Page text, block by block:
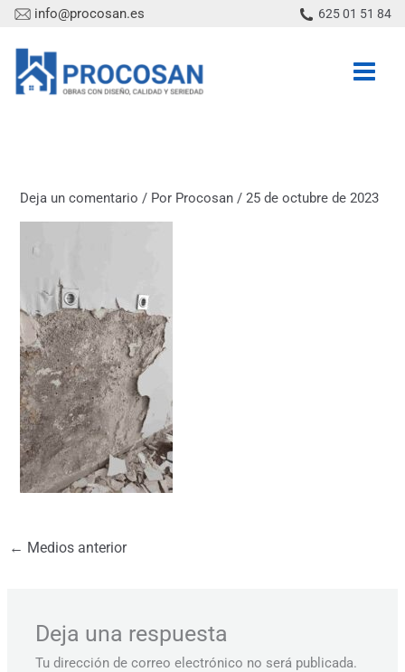
contenido
info@procosan.es 625 01 51 84
Deja un comentario / Por Procosan/25 de octubre de 2023
← Medios anterior
Deja una respuesta
Tu dirección de correo electrónico no será publicada.